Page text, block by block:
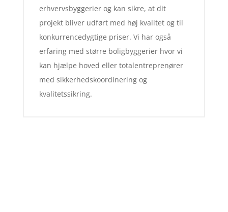
erhvervsbyggerier og kan sikre, at dit
projekt bliver udført med høj kvalitet og til
konkurrencedygtige priser. Vi har også
erfaring med større boligbyggerier hvor vi
kan hjælpe hoved eller totalentreprenører
med sikkerhedskoordinering og
kvalitetssikring.